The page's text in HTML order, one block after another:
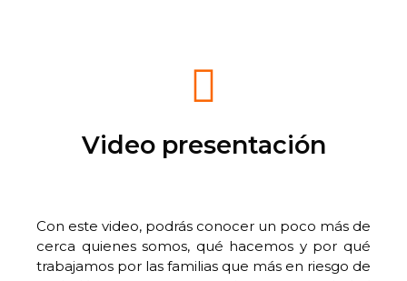
Video presentación
Con este video, podrás conocer un poco más de
cerca quienes somos, qué hacemos y por qué
trabajamos por las familias que más en riesgo de